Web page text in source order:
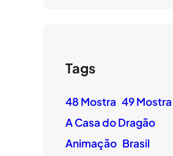
Tags
48 Mostra 49 Mostra
A Casa do Dragão
Animação Brasil